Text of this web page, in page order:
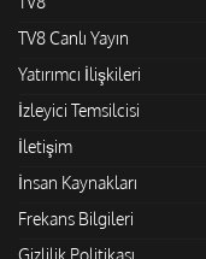
TV8 Canlı Yayın
Yatırımcı İlişkileri
İzleyici Temsilcisi
İletişim
İnsan Kaynakları
Frekans Bilgileri
Gizlilik Politikası